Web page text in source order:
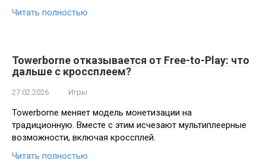
Читать полностью
Towerborne отказывается от Free-to-Play: что
дальше с кроссплеем?
27.02.2026 Игры
Towerborne меняет модель монетизации на
традиционную. Вместе с этим исчезают мультиплеерные
возможности, включая кроссплей.
Читать полностью